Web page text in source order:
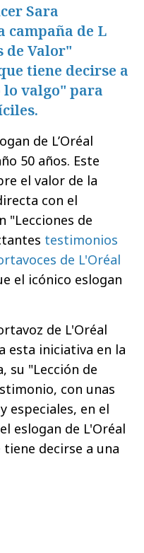
Sara
campaña de L
de Valor"
tiene decirse a
lo valgo" para
de L’Oréal
50 años. Este
el valor de la
con el
"Lecciones de
testimonios
de L'Oréal
el icónico eslogan
de L'Oréal
esta iniciativa en la
su "Lección de
con unas
especiales, en el
eslogan de L'Oréal
decirse a una